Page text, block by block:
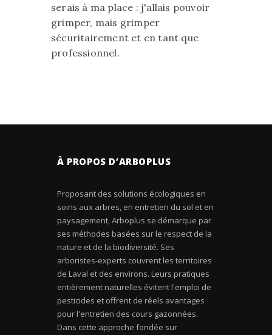
serais à ma place : j'allais pouvoir
grimper, mais grimper
sécuritairement et en tant que
professionnel.
À PROPOS D’ARBOPLUS
Proposant des solutions écologiques en
soins aux arbres, en entretien du sol et en
paysagement, Arboplus se démarque par
ses méthodes basées sur le respect de la
nature et de la biodiversité. Ses
arboristes-experts couvrent les territoires
de Laval et des environs. Leurs pratiques
entièrement naturelles évitent l'emploi de
pesticides et offrent de réels avantages
pour l'entretien des cours gazonnées.
Dans cette approche fondée sur